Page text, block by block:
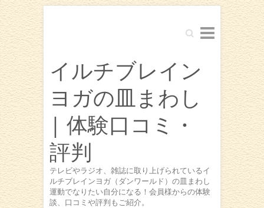
Search
イルチブレイン
ヨガの皿まわし
| 体験口コミ・
評判
テレビやラジオ、雑誌に取り上げられているイ
ルチブレインヨガ（ダンワールド）の皿まわし
運動でなりたい自分になる！会員様からの体験
談、口コミや評判もご紹介。